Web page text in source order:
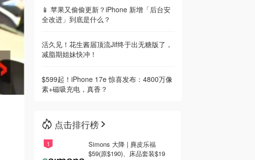
📱 苹果又偷偷更新？iPhone 新增「后台安
全改进」到底是什么？
活久见！花生酱届顶流Jif终于出无糖版了，
减脂期姐妹快冲！
$599起！iPhone 17e 惊喜发布：4800万像
素+磁吸充电，真香？
点击排行榜
Simons 大降 | 麂皮乐福
$59(原$190)、床品套装$19